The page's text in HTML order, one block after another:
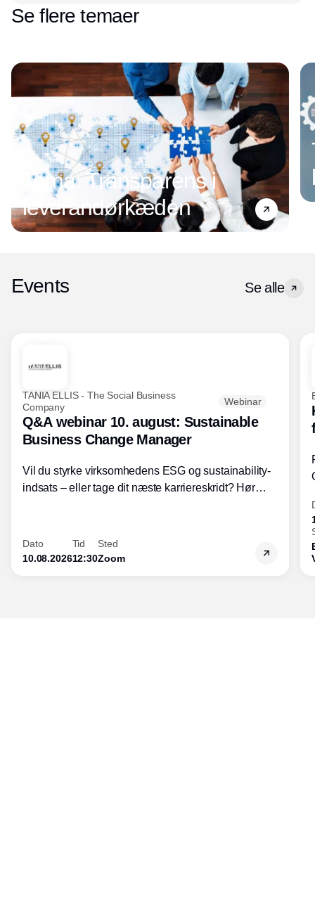
Se flere temaer
Tema: Transparens i
leverandørkæden
Events Se alle
TANIA ELLIS - The Social Business
Company
Webinar
Q&A webinar 10. august: Sustainable
Business Change Manager
Vil du styrke virksomhedens ESG og sustainability-
indsats – eller tage dit næste karriereskridt? Hør
inden for bæredygtig forretningsudvikling - så du
skaber værdi for både samfund og bundlinje.
Dato
10.08.2026
Tid
12:30
Sted
Zoom